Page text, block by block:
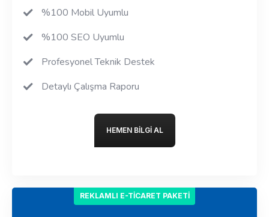
%100 Mobil Uyumlu
%100 SEO Uyumlu
Profesyonel Teknik Destek
Detaylı Çalışma Raporu
HEMEN BILGI AL
REKLAMLI E-TICARET PAKETI